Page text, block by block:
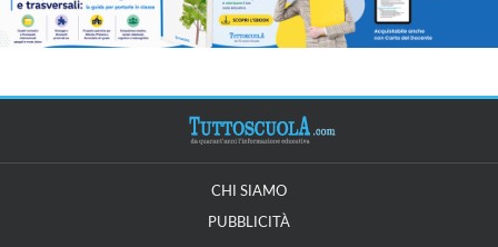
CHI SIAMO
PUBBLICITÀ